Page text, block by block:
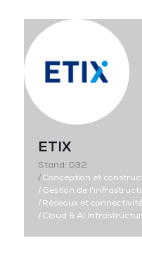
Cloud & Cyber Security
Data & AI Leaders
Data Centre World
ETIX
Stand: D32
|Conception et
|Gestion de
|Réseaux et connectivité
|Cloud & AI